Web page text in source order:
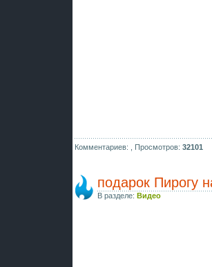
Комментариев: , Просмотров:32101
подарок Пирогу
В разделе: Видео